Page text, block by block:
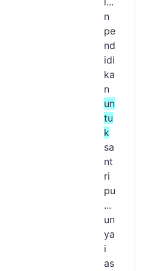
n
pe
nd
idi
ka
n
un
tu
k
sa
nt
ri
pu
...
un
ya
i
as